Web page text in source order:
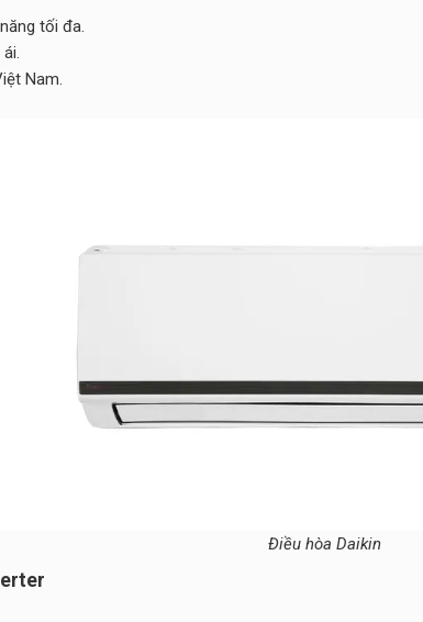
tối đa.
Nam.
Điều hòa Daikin